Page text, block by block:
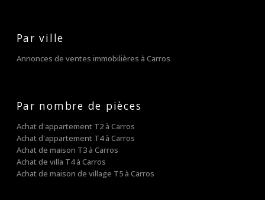
Par ville
Annonces de ventes immobilières à Carros
Par nombre de pièces
Achat d'appartement T2 à Carros
Achat d'appartement T4 à Carros
Achat de maison T3 à Carros
Achat de villa T4 à Carros
Achat de maison de village T5 à Carros